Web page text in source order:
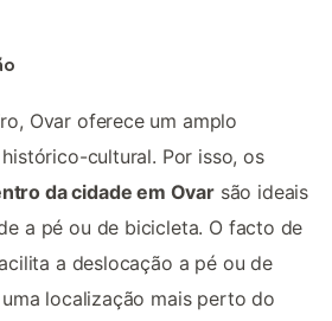
Ovar oferece um amplo
cultural. Por isso, os
da cidade em Ovarsão ideais
a pé ou de bicicleta. O facto de
a deslocação a pé ou de
localização mais perto do